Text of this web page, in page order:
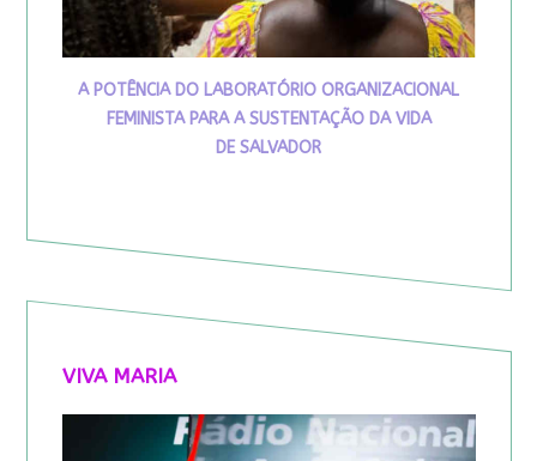
A POTÊNCIA DO LABORATÓRIO ORGANIZACIONAL
FEMINISTA PARA A SUSTENTAÇÃO DA VIDA
DE SALVADOR
VIVA MARIA